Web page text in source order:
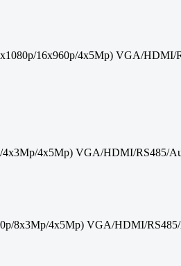
16x960p/4x5Mp) VGA/HDMI/
4x3Mp/4x5Mp) VGA/HDMI/RS485/
8x3Mp/4x5Mp) VGA/HDMI/